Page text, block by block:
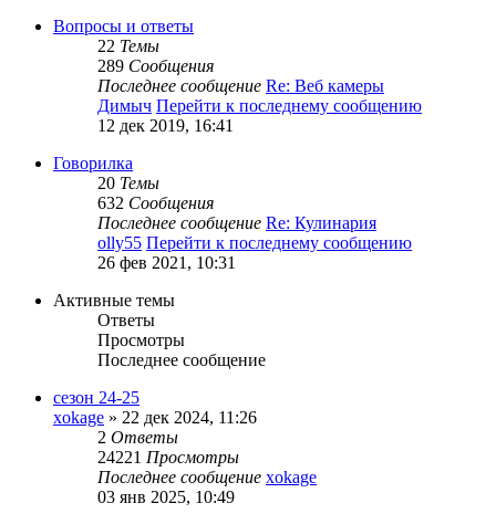
Вопросы и ответы
22 Темы
289 Сообщения
Последнее сообщение Re: Веб камеры
Димыч Перейти к последнему сообщению
12 дек 2019, 16:41
Говорилка
20 Темы
632 Сообщения
Последнее сообщение Re: Кулинария
olly55 Перейти к последнему сообщению
26 фев 2021, 10:31
Активные темы
Ответы
Просмотры
Последнее сообщение
сезон 24-25
xokage » 22 дек 2024, 11:26
2 Ответы
24221 Просмотры
Последнее сообщение xokage
03 янв 2025, 10:49